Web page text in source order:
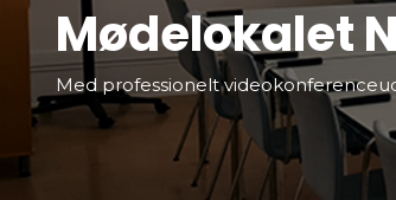
Mødelokalet
Med professionelt